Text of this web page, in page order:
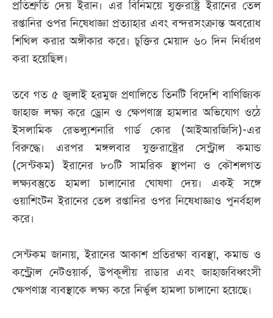
প্রতিশ্রুতি দেয় ইরান। এর বিনিময়ে যুক্তরাষ্ট্র ইরানের তেল
রপ্তানির ওপর নিষেধাজ্ঞা প্রত্যাহার এবং বন্দরসংক্রান্ত অবরোধ
শিথিল করার অঙ্গীকার করে। চুক্তির মেয়াদ ৬০ দিন নির্ধারণ
করা হয়েছিল।
তবে গত ৫ জুলাই হরমুজ প্রণালিতে তিনটি বিদেশি বাণিজ্যিক
জাহাজ লক্ষ্য করে ড্রোন ও ক্ষেপণাস্ত্র হামলার অভিযোগ ওঠে
ইসলামিক রেভল্যুশনারি গার্ড কোর (আইআরজিসি)-এর
বিরুদ্ধে। এরপর মঙ্গলবার যুক্তরাষ্ট্রের সেন্ট্রাল কমান্ড
(সেন্টকম) ইরানের ৮০টি সামরিক স্থাপনা ও কৌশলগত
লক্ষ্যবস্তুতে হামলা চালানোর ঘোষণা দেয়। একই সঙ্গে
ওয়াশিংটন ইরানের তেল রপ্তানির ওপর নিষেধাজ্ঞাও পুনর্বহাল
করে।
সেন্টকম জানায়, ইরানের আকাশ প্রতিরক্ষা ব্যবস্থা, কমান্ড ও
কন্ট্রোল নেটওয়ার্ক, উপকূলীয় রাডার এবং জাহাজবিধ্বংসী
ক্ষেপণাস্ত্র ব্যবস্থাকে লক্ষ্য করে নির্ভুল হামলা চালানো হয়েছে।